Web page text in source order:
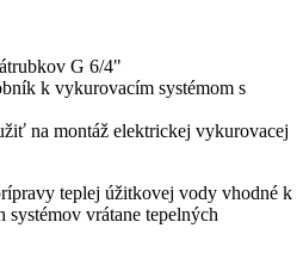
G 6/4"
k vykurovacím systémom s
na montáž elektrickej vykurovacej
teplej úžitkovej vody vhodné k
vrátane tepelných